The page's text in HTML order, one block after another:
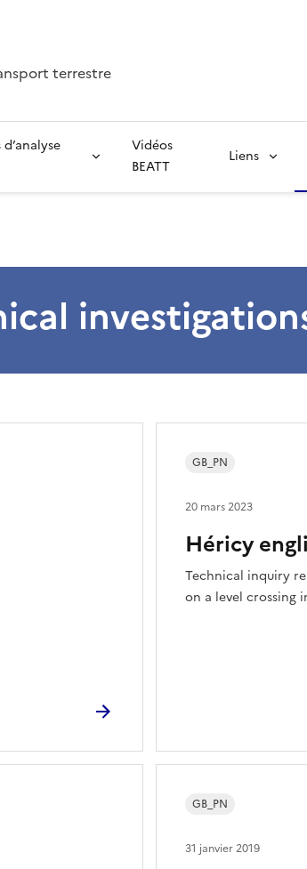
terrestre
Vidéos
BEATT
Liens
Héricy
Technical inquiry
on a level crossing
GB_PN
20 mars 2023
GB_PN
31 janvier 2019